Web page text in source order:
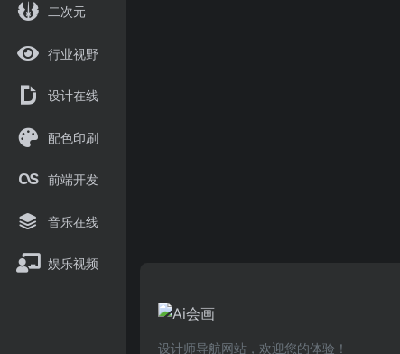
二次元
行业视野
设计在线
配色印刷
前端开发
音乐在线
娱乐视频
设计师导航网站，欢迎您的体验！